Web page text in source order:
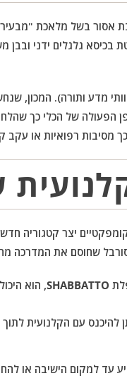
אסור בשל מלאכת
בכיסא גלגלים ידני
מדע ותורה). המכון,
הפעולה של הכלי כך
מסיבות רפואיות או עקב
יצר קטגוריה
שחוסם את המדרכה
SHABBATTO, הוא
להיכנס עם הקלנועית
עד למקום הישיבה או